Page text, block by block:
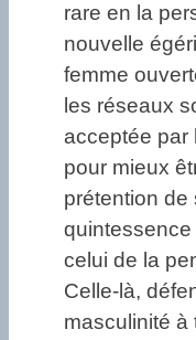
rare en la
nouvelle
femme
les réseaux
acceptée par
pour mieux
prétention de
celui de la
Celle-là,
masculinité à